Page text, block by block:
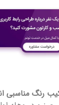
رنگ مناسبی